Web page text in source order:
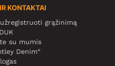
KONTAKTAI
grąžinimą
DUK
su mumis
Denim“